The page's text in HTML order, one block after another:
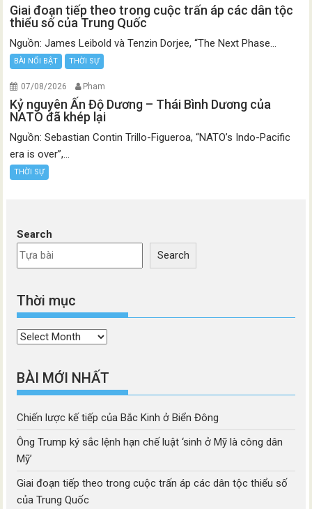
Giai đoạn tiếp theo trong cuộc trấn áp các dân tộc
thiểu số của Trung Quốc
Nguồn: James Leibold và Tenzin Dorjee, “The Next Phase...
BÀI NỔI BẬT THỜI SỰ
07/08/2026 Pham
Kỷ nguyên Ấn Độ Dương – Thái Bình Dương của
NATO đã khép lại
Nguồn: Sebastian Contin Trillo-Figueroa, “NATO’s Indo-Pacific
era is over”,...
THỜI SỰ
Search
Search
Thời mục
Thời
BÀI MỚI NHẤT
Chiến lược kế tiếp của Bắc Kinh ở Biển Đông
Ông Trump ký sắc lệnh hạn chế luật ‘sinh ở Mỹ là công dân
Mỹ’
Giai đoạn tiếp theo trong cuộc trấn áp các dân tộc thiểu số
của Trung Quốc